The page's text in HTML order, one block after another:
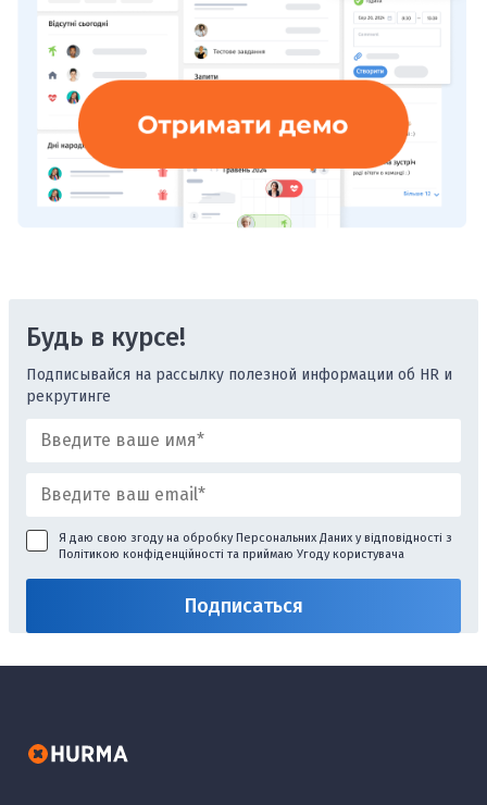
Будь в курсе!
Подписывайся на рассылку полезной информации об HR и
рекрутинге
Я даю свою згоду на обробку Персональних Даних у відповідності з
Політикою конфіденційності та приймаю Угоду користувача